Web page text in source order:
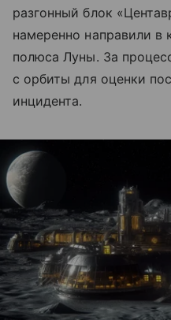
разгонный блок
намеренно направили
полюса Луны. За
с орбиты для оценки
инцидента.